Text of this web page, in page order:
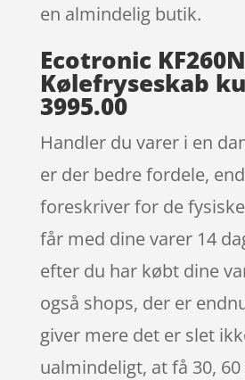
en almindelig butik.
Ecotronic
Kølefryseskab
3995.00
Handler du varer i en
er der bedre fordele,
foreskriver for de
får med dine varer 14
efter du har købt dine
også shops, der er
giver mere det er slet
ualmindeligt, at få 30,